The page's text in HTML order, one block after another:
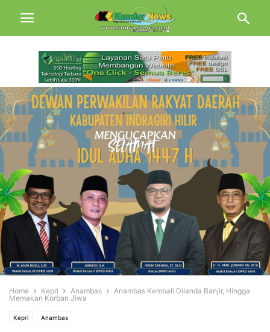
Home Kepri Anambas
Anambas Kembali Dilanda Banjir, Hingga
Memakan Korban Jiwa
Kepri Anambas